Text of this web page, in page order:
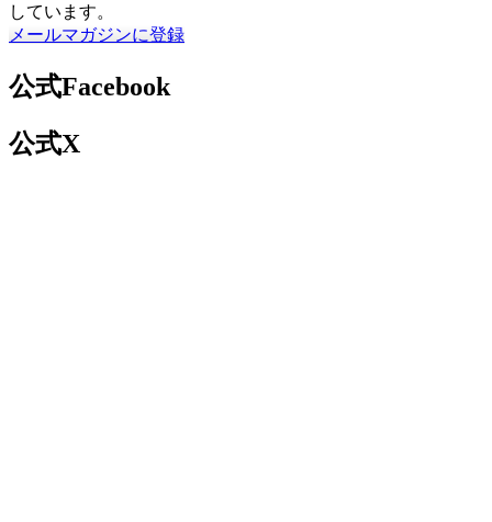
しています。
メールマガジンに登録
公式Facebook
公式X